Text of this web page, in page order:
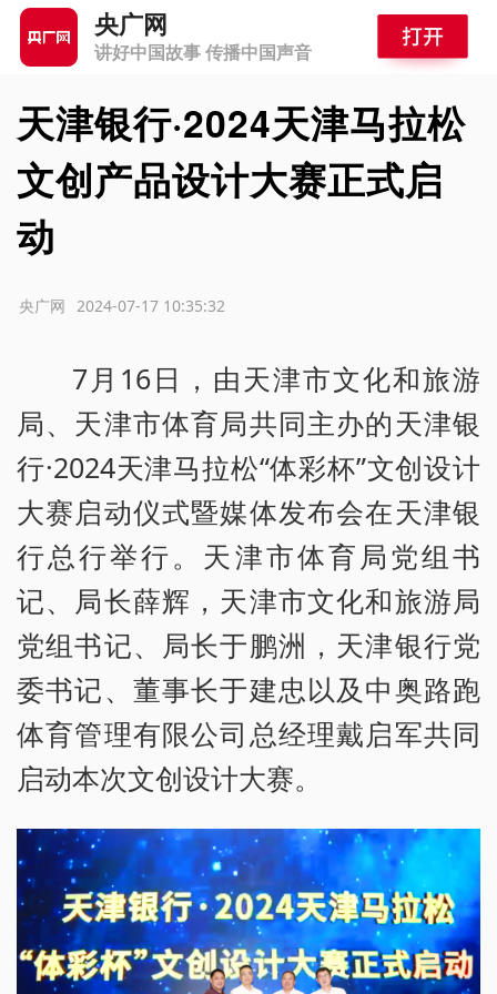
央广网
讲好中国故事 传播中国声音
天津银行·2024天津马拉松
文创产品设计大赛正式启
动
2024-07-17 10:35:32
央广网
7月16日，由天津市文化和旅游
局、天津市体育局共同主办的天津银
行·2024天津马拉松“体彩杯”文创设计
大赛启动仪式暨媒体发布会在天津银
行总行举行。天津市体育局党组书
记、局长薛辉，天津市文化和旅游局
党组书记、局长于鹏洲，天津银行党
委书记、董事长于建忠以及中奥路跑
体育管理有限公司总经理戴启军共同
启动本次文创设计大赛。